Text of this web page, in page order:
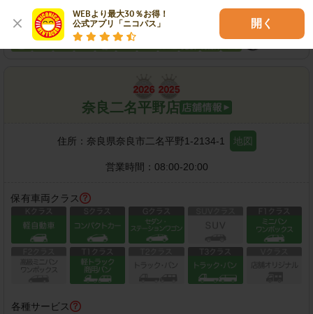
WEBより最大30％お得！
公式アプリ「ニコパス」
開く
各種サービス
奈良二名平野店
住所： 奈良県奈良市二名平野1-2134-1 地図
営業時間： 08:00-20:00
保有車両クラス
各種サービス